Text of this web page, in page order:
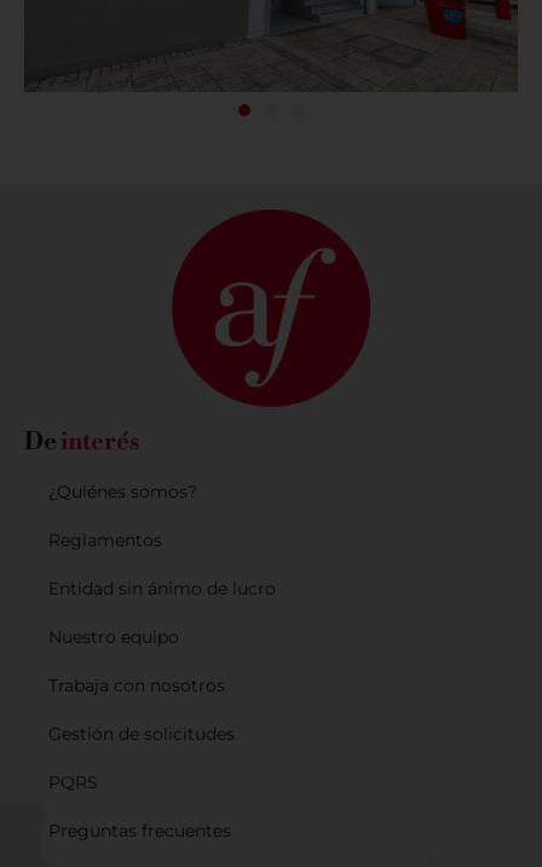
De interés
¿Quiénes somos?
Reglamentos
Entidad sin ánimo de lucro
Nuestro equipo
Trabaja con nosotros
Gestión de solicitudes
PQRS
Preguntas frecuentes